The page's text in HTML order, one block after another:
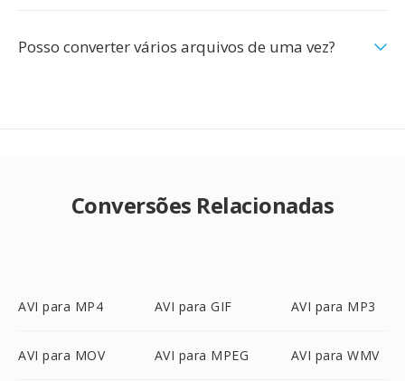
Posso converter vários arquivos de uma vez?
Conversões Relacionadas
AVI para MP4 AVI para GIF AVI para MP3
AVI para MOV AVI para MPEG AVI para WMV